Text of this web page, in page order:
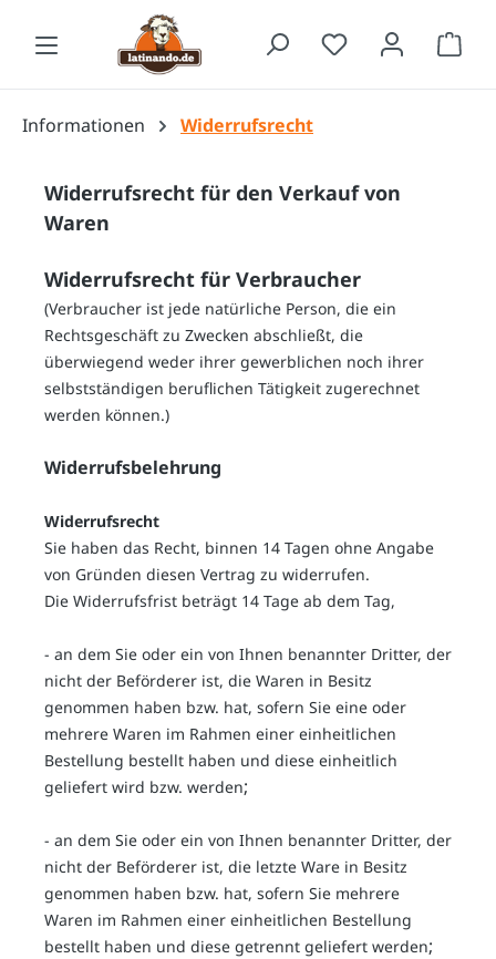
Zum Hauptinhalt springen
Informationen Widerrufsrecht
Widerrufsrecht für den Verkauf von
Waren
Widerrufsrecht für Verbraucher
(Verbraucher ist jede natürliche Person, die ein
Rechtsgeschäft zu Zwecken abschließt, die
überwiegend weder ihrer gewerblichen noch ihrer
selbstständigen beruflichen Tätigkeit zugerechnet
werden können.)
Widerrufsbelehrung
Widerrufsrecht
Sie haben das Recht, binnen 14 Tagen ohne Angabe
von Gründen diesen Vertrag zu widerrufen.
Die Widerrufsfrist beträgt 14 Tage ab dem Tag,
- an dem Sie oder ein von Ihnen benannter Dritter, der
nicht der Beförderer ist, die Waren in Besitz
genommen haben bzw. hat, sofern Sie eine oder
mehrere Waren im Rahmen einer einheitlichen
Bestellung bestellt haben und diese einheitlich
geliefert wird bzw. werden;
- an dem Sie oder ein von Ihnen benannter Dritter, der
nicht der Beförderer ist, die letzte Ware in Besitz
genommen haben bzw. hat, sofern Sie mehrere
Waren im Rahmen einer einheitlichen Bestellung
bestellt haben und diese getrennt geliefert werden;